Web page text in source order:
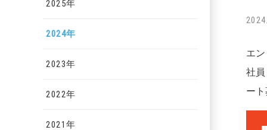
2025年
2024年
2023年
2022年
2021年
エ
社
ー